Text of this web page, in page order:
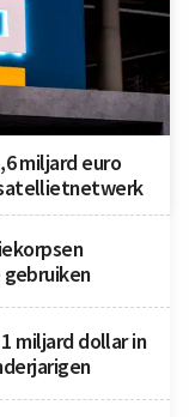
miljard euro
miljard dollar in